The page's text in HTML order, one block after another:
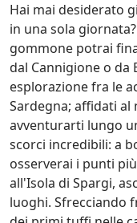
Hai mai desiderato
in una sola
gommone potrai
dal Cannigione o da
esplorazione fra le
Sardegna; affidati
avventurarti lungo
scorci incredibili: a
osserverai i punti
all'Isola di Spargi,
luoghi. Sfrecciando